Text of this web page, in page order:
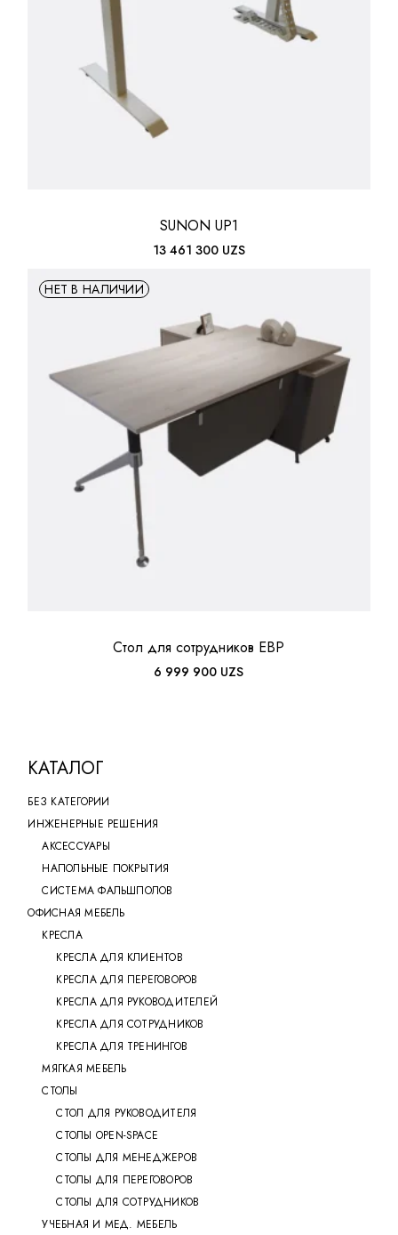
SUNON UP1
13 461 300 UZS
НЕТ В НАЛИЧИИ
Стол для сотрудников EBP
6 999 900 UZS
КАТАЛОГ
БЕЗ КАТЕГОРИИ
ИНЖЕНЕРНЫЕ РЕШЕНИЯ
АКСЕССУАРЫ
НАПОЛЬНЫЕ ПОКРЫТИЯ
СИСТЕМА ФАЛЬШПОЛОВ
ОФИСНАЯ МЕБЕЛЬ
КРЕСЛА
КРЕСЛА ДЛЯ КЛИЕНТОВ
КРЕСЛА ДЛЯ ПЕРЕГОВОРОВ
КРЕСЛА ДЛЯ РУКОВОДИТЕЛЕЙ
КРЕСЛА ДЛЯ СОТРУДНИКОВ
КРЕСЛА ДЛЯ ТРЕНИНГОВ
МЯГКАЯ МЕБЕЛЬ
СТОЛЫ
СТОЛ ДЛЯ РУКОВОДИТЕЛЯ
СТОЛЫ OPEN-SPACE
СТОЛЫ ДЛЯ МЕНЕДЖЕРОВ
СТОЛЫ ДЛЯ ПЕРЕГОВОРОВ
СТОЛЫ ДЛЯ СОТРУДНИКОВ
УЧЕБНАЯ И МЕД. МЕБЕЛЬ